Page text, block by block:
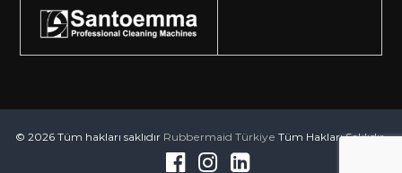
© 2026 Tüm hakları saklıdır Rubbermaid Türkiye Tüm Hakları Saklıdır.